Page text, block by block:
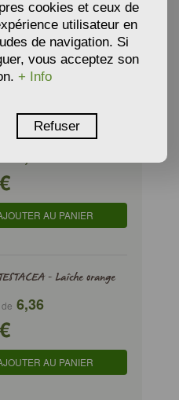
4,40
AU PANIER
- Laîche des rives
5,64
€
AU PANIER
- Laîche orange
6,36
€
AU PANIER
cookies et ceux de
utilisateur en
de navigation. Si
vous acceptez son
+ Info
Refuser